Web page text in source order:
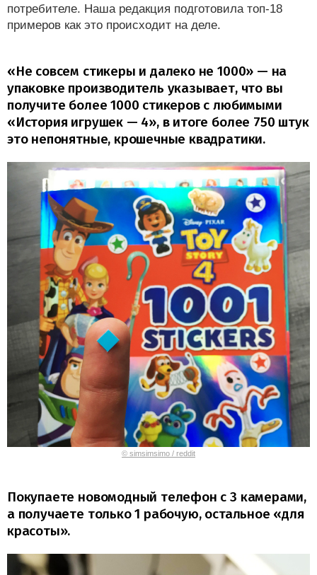
потребителе. Наша редакция подготовила топ-18
примеров как это происходит на деле.
«Не совсем стикеры и далеко не 1000» — на
упаковке производитель указывает, что вы
получите более 1000 стикеров с любимыми
«История игрушек — 4», в итоге более 750 штук
это непонятные, крошечные квадратики.
© simsimsimo / reddit
Покупаете новомодный телефон с 3 камерами,
а получаете только 1 рабочую, остальное «для
красоты».